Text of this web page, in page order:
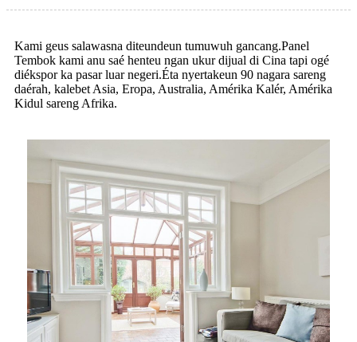
Kami geus salawasna diteundeun tumuwuh gancang.Panel
Tembok kami anu saé henteu ngan ukur dijual di Cina tapi ogé
diékspor ka pasar luar negeri.Éta nyertakeun 90 nagara sareng
daérah, kalebet Asia, Eropa, Australia, Amérika Kalér, Amérika
Kidul sareng Afrika.